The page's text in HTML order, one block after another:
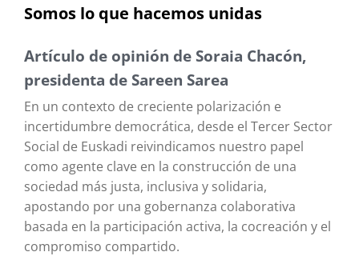
Somos lo que hacemos unidas
Artículo de opinión de Soraia Chacón,
presidenta de Sareen Sarea
En un contexto de creciente polarización e
incertidumbre democrática, desde el Tercer Sector
Social de Euskadi reivindicamos nuestro papel
como agente clave en la construcción de una
sociedad más justa, inclusiva y solidaria,
apostando por una gobernanza colaborativa
basada en la participación activa, la cocreación y el
compromiso compartido.